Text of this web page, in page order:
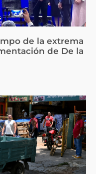
de la extrema
de De la